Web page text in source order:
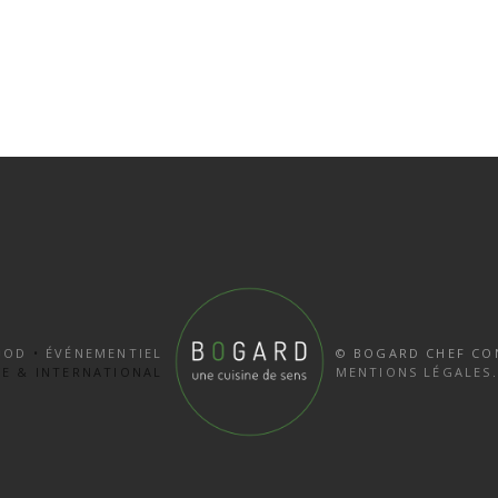
• ÉVÉNEMENTIEL
& INTERNATIONAL
© BOGARD CHEF
MENTIONS LÉGALES